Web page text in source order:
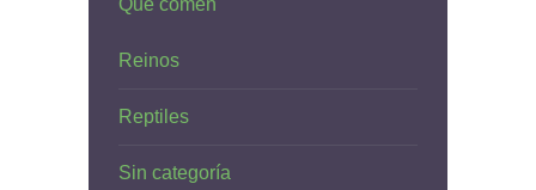
Qué comen
Reinos
Reptiles
Sin categoría